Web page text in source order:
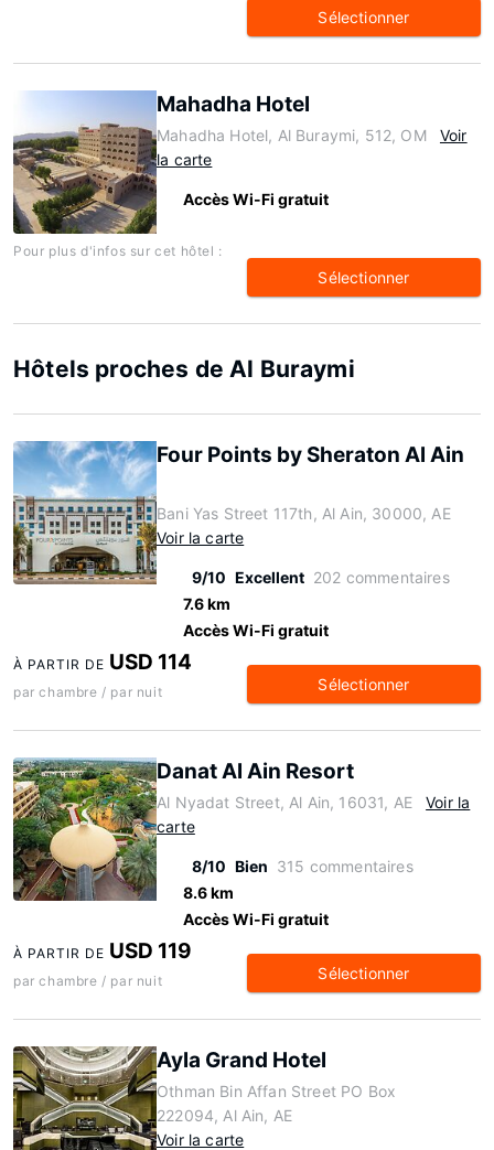
Sélectionner
Mahadha Hotel
Mahadha Hotel, Al Buraymi, 512, OM
Voir
la carte
Accès Wi-Fi gratuit
Pour plus d'infos sur cet hôtel :
Sélectionner
Hôtels proches de Al Buraymi
Four Points by Sheraton Al Ain
Bani Yas Street 117th, Al Ain, 30000, AE
Voir la carte
9/10 Excellent 202 commentaires
7.6 km
Accès Wi-Fi gratuit
À PARTIR DE USD 114
par chambre / par nuit Sélectionner
Danat Al Ain Resort
Al Nyadat Street, Al Ain, 16031, AE
Voir la
carte
8/10 Bien 315 commentaires
8.6 km
Accès Wi-Fi gratuit
À PARTIR DE USD 119
par chambre / par nuit Sélectionner
Ayla Grand Hotel
Othman Bin Affan Street PO Box
222094, Al Ain, AE
Voir la carte